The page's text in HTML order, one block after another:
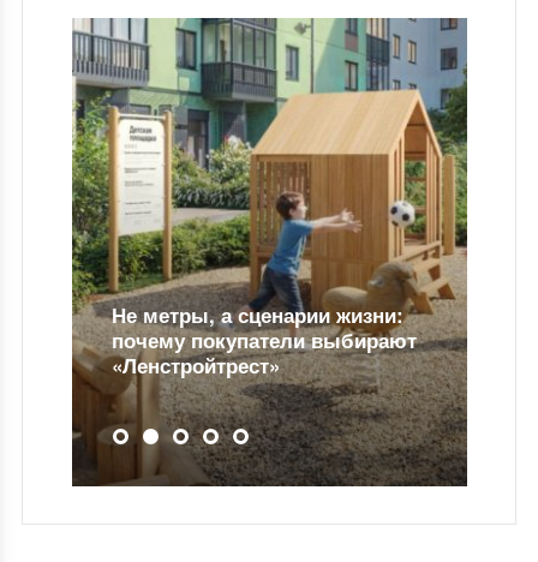
Не метры, а сценарии жизни:
почему покупатели выбирают
«Ленстройтрест»